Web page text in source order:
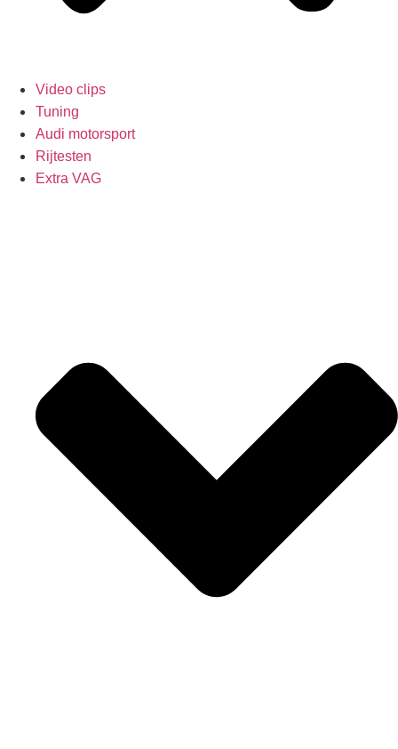
Video clips
Tuning
Audi motorsport
Rijtesten
Extra VAG